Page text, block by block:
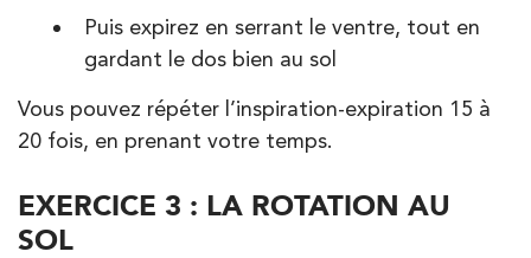
Puis expirez en serrant le ventre, tout en
gardant le dos bien au sol
Vous pouvez répéter l’inspiration-expiration 15 à
20 fois, en prenant votre temps.
EXERCICE 3 : LA ROTATION AU
SOL
IK Antony Olympe Sante – 92
28 Rue Velpeau 92160 Antony
01 76 21 71 41
PRENDRE RDV